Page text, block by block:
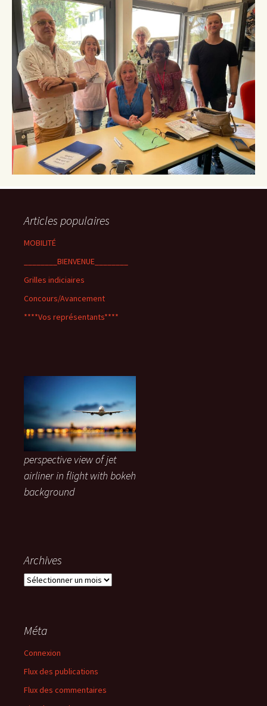
Articles populaires
MOBILITÉ
________BIENVENUE________
Grilles indiciaires
Concours/Avancement
****Vos représentants****
perspective view of jet
airliner in flight with bokeh
background
Archives
Archives
Méta
Connexion
Flux des publications
Flux des commentaires